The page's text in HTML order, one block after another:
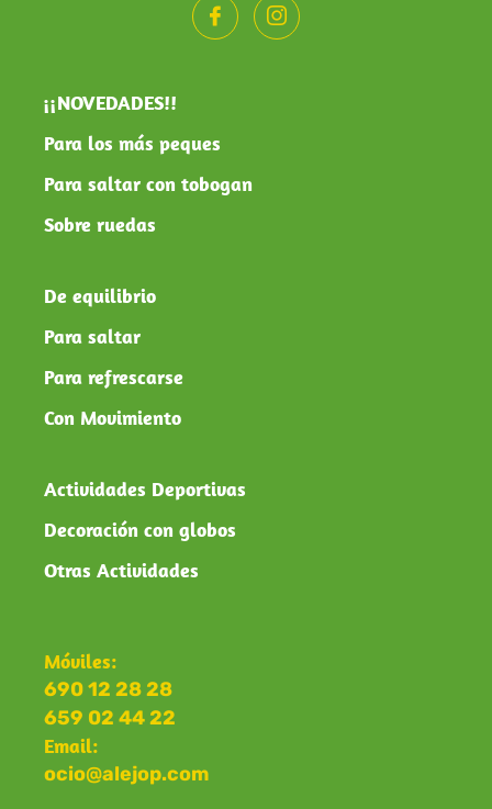
¡¡NOVEDADES!!
Para los más peques
Para saltar con tobogan
Sobre ruedas
De equilibrio
Para saltar
Para refrescarse
Con Movimiento
Actividades Deportivas
Decoración con globos
Otras Actividades
Móviles:
690 12 28 28
659 02 44 22
Email:
ocio@alejop.com